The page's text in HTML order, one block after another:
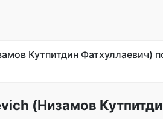
Кутпитдин Фатхуллаевич)
(Низамов